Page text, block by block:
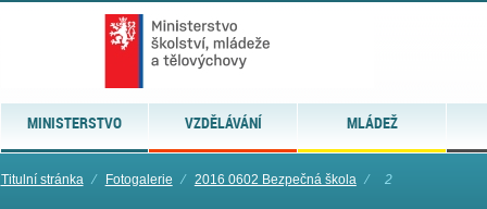
MINISTERSTVO VZDĚLÁVÁNÍ MLÁDEŽ
Titulní stránka ⁄ Fotogalerie ⁄ 2016 0602 Bezpečná škola ⁄ 2